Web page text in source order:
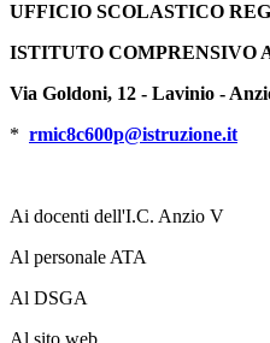
UFFICIO SCOLASTICO
ISTITUTO COMPRENSIVO
Via Goldoni, 12 - Lavinio -
* rmic8c600p@istruzione.it
Ai docenti dell'I.C. Anzio V
Al personale ATA
Al DSGA